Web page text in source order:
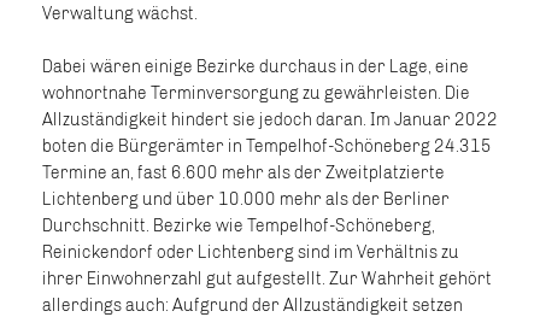
Verwaltung wächst.
Dabei wären einige Bezirke durchaus in der Lage, eine
wohnortnahe Terminversorgung zu gewährleisten. Die
Allzuständigkeit hindert sie jedoch daran. Im Januar 2022
boten die Bürgerämter in Tempelhof-Schöneberg 24.315
Termine an, fast 6.600 mehr als der Zweitplatzierte
Lichtenberg und über 10.000 mehr als der Berliner
Durchschnitt. Bezirke wie Tempelhof-Schöneberg,
Reinickendorf oder Lichtenberg sind im Verhältnis zu
ihrer Einwohnerzahl gut aufgestellt. Zur Wahrheit gehört
allerdings auch: Aufgrund der Allzuständigkeit setzen